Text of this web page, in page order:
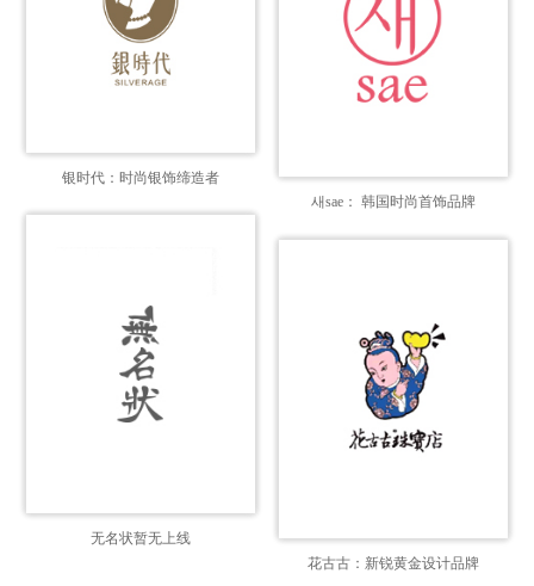
银时代：时尚银饰缔造者
새sae： 韩国时尚首饰品牌
无名状暂无上线
花古古：新锐黄金设计品牌